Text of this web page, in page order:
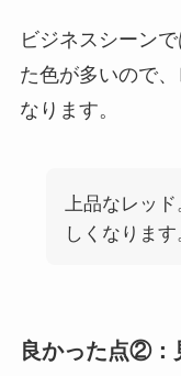
ビジネスシーン
た色が多いので
なります。
上品なレッ
しくなります
良かった点②：